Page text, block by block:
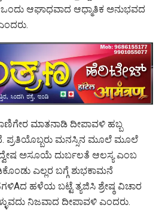
ಒಂದು ಆಘಾಧವಾದ ಆಧ್ಮಾತಿಕ ಅನುಭವದ
ಮಾತನಾಡಿ ದೀಪಾವಳಿ ಹಬ್ಬ
ಪ್ರತಿಯೊಬ್ಬರು ಮನಸ್ಸಿನ ಮೂಲೆ ಮೂಲೆ
ದ್ವೇಷ ಅಸೂಯೆ ದುರ್ಬಲತೆ ಆಲಸ್ಯ ಎಂಬ
ಎಲ್ಲರ ಬಗ್ಗೆ ಶುಭಕಾಮನೆ
ಹಳೆಯ ಬಟ್ಟೆ ತ್ಯಜಿಸಿ ಶ್ರೇಷ್ಠ ವಿಚಾರ
ನಿಜವಾದ ದೀಪಾವಳಿ ಎಂದರು.